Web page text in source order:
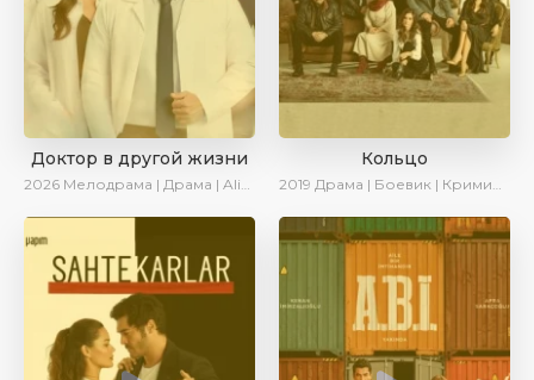
Доктор в другой жизни
2026 Мелодрама | Драма | AlisaDirilis | Новинки
Кольцо
2019 Драма | Боевик | Криминал